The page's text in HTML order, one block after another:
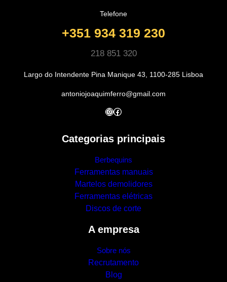
Telefone
+351 934 319 230
218 851 320
Largo do Intendente Pina Manique 43, 1100-285 Lisboa
antoniojoaquimferro@gmail.com
InstagramFacebook
Categorias principais
Berbequins
Ferramentas manuais
Martelos demolidores
Ferramentas elétricas
Discos de corte
A empresa
Sobre nós
Recrutamento
Blog